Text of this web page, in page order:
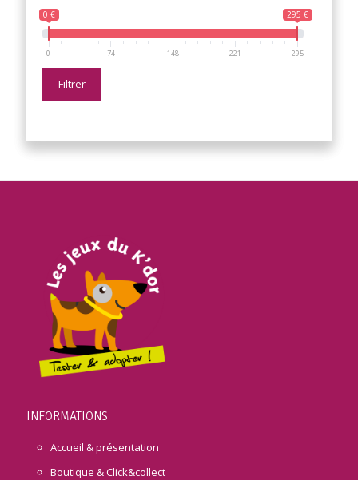
0 € 295 €
0 74 148 221 295
Filtrer
INFORMATIONS
Accueil & présentation
Boutique & Click&collect